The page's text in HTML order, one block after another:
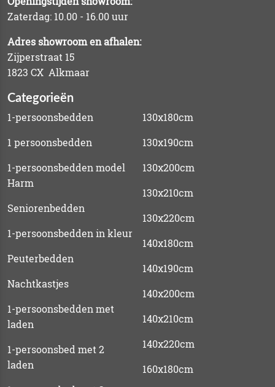
Zaterdag: 10.00 - 16.00 uur
Adres showroom en afhalen:
Zijperstraat 15
1823 CX Alkmaar
Categorieën
1-persoonsbedden
1 persoonsbedden
1-persoonsbedden model
Harm
Seniorenbedden
1-persoonsbedden in kleur
Peuterbedden
Nachtkastjes
1-persoonsbedden met
laden
1-persoonsbed met 2
laden
130x180cm
130x190cm
130x200cm
130x210cm
130x220cm
140x180cm
140x190cm
140x200cm
140x210cm
140x220cm
160x180cm